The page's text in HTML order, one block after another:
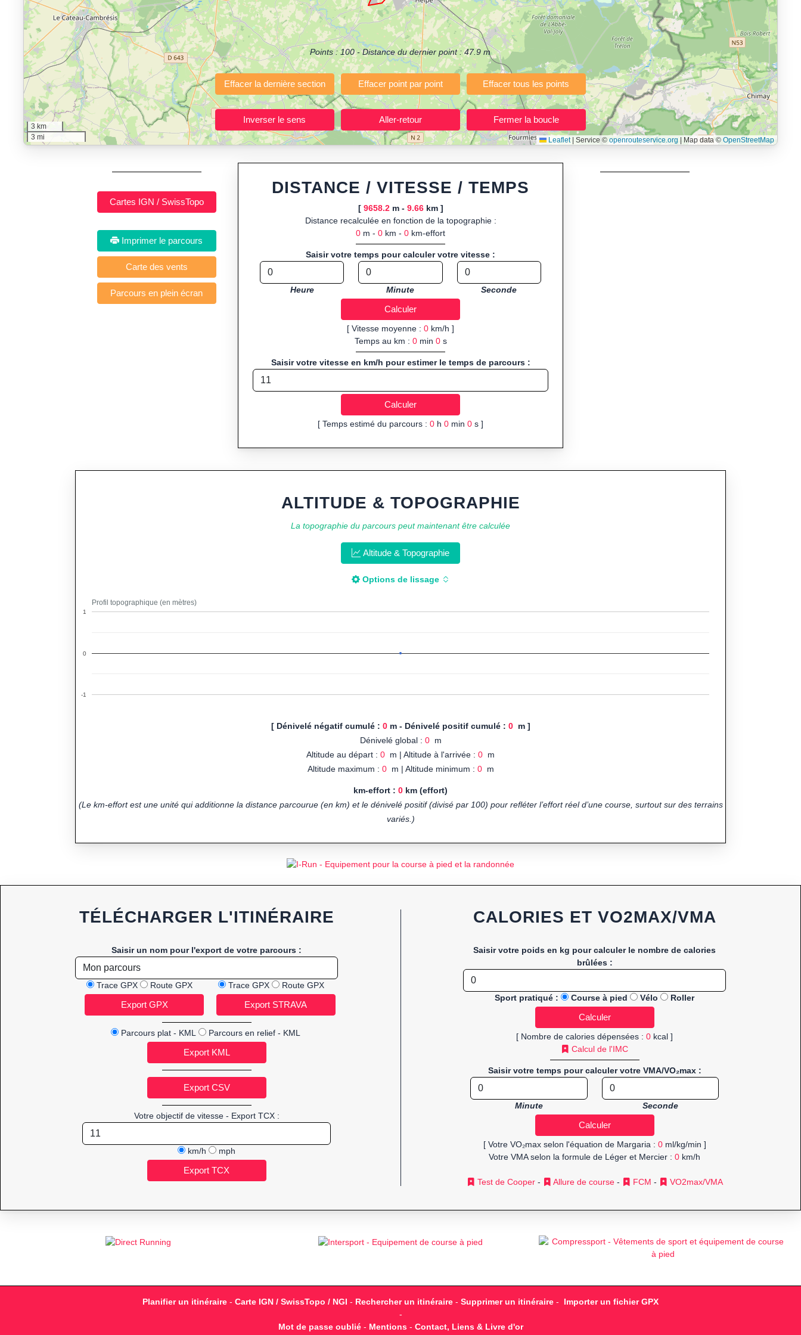
(Course à pied, Vélo, Randonnée, Roller...)
"Calcul d'itinéraires"est un outil gratuit et sans inscription permettant de planifier et analyser vos parcours sportifs (jogging, course à pied, vélo, VTT, randonnée, roller, équitation) directement dans
votre navigateur.
Fonctionnalités principales :
tracé interactif point par point ou import de fichier GPX, calcul instantané de la distance (ajustée à la topographie), de la vitesse et du temps estimé, profil d’élévation
avec options de lissage, export en trace GPX, route GPX, KML (plat ou relief) et TCX, ainsi que calculs intégrés de calories dépensées, de VO₂max/VMA et d’IMC.
Public cible :strong> sportifs de loisir et compétiteurs préparant entraînements et parcours, organisateurs d’événements partageant leurs itinéraires, et utilisateurs de GPS souhaitant charger leurs
trajets à l’avance.
Sports et activités disponibles :Footing (jogging), course à pied, cyclisme (vélo), VTT, randonnée, roller et équitation.
Points :100- Distance du dernier point :47.9 m
3 km
3 mi
Leaflet Service ©openrouteservice.org | Map data ©OpenStreetMap
Imprimer le parcours
DISTANCE / VITESSE / TEMPS
[ 9658.2m - 9.66km ]
Distance recalculée en fonction de la topographie :
0 m - 0 km - 0 km-effort
Saisir votre temps pour calculer votre vitesse :
Heure Minute Seconde
[ Vitesse moyenne : 0 km/h ]
Temps au km : 0min 0s
Saisir votre vitesse en km/h pour estimer le temps de parcours :
[ Temps estimé du parcours : 0 h 0 min 0 s ]
ALTITUDE & TOPOGRAPHIE
La topographie du parcours peut maintenant être calculée
Altitude & Topographie
Options de lissage
Profil topographique (en mètres)
-1
0
1
[ Dénivelé négatif cumulé : 0m - Dénivelé positif cumulé : 0m ]
Dénivelé global : 0m
Altitude au départ : 0 m | Altitude à l'arrivée : 0 m
Altitude maximum : 0m | Altitude minimum : 0m
km-effort : 0 km (effort)
(Le km-effort est une unité qui additionne la distance parcourue (en km) et le dénivelé positif (divisé par 100) pour refléter l’effort réel d’une course, surtout sur des terrains
variés.)
TÉLÉCHARGER L'ITINÉRAIRE
Saisir un nom pour l'export de votre parcours :
Trace GPX Route GPX Trace GPX Route GPX
Parcours plat - KML Parcours en relief - KML
Votre objectif de vitesse - Export TCX :
km/h mph
CALORIES ET VO2MAX/VMA
Saisir votre poids en kg pour calculer le nombre de calories
brûlées :
Sport pratiqué : Course à pied Vélo Roller
[ Nombre de calories dépensées : 0 kcal ]
Calcul de l'IMC
Saisir votre temps pour calculer votre VMA/VO₂max :
Minute Seconde
[ Votre VO₂max selon l'équation de Margaria : 0ml/kg/min ]
Votre VMA selon la formule de Léger et Mercier : 0 km/h
Test de Cooper- Allure de course- FCM - VO2max/VMA
Planifier un itinéraire - Carte IGN / SwissTopo / NGI - Rechercher un itinéraire - Supprimer un itinéraire - Importer un fichier GPX
-
Mot de passe oublié- Mentions- Contact, Liens & Livre d'or